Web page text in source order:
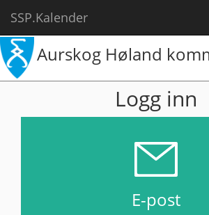
SSP.Kalender
Aurskog Høland
Logg inn
E-post